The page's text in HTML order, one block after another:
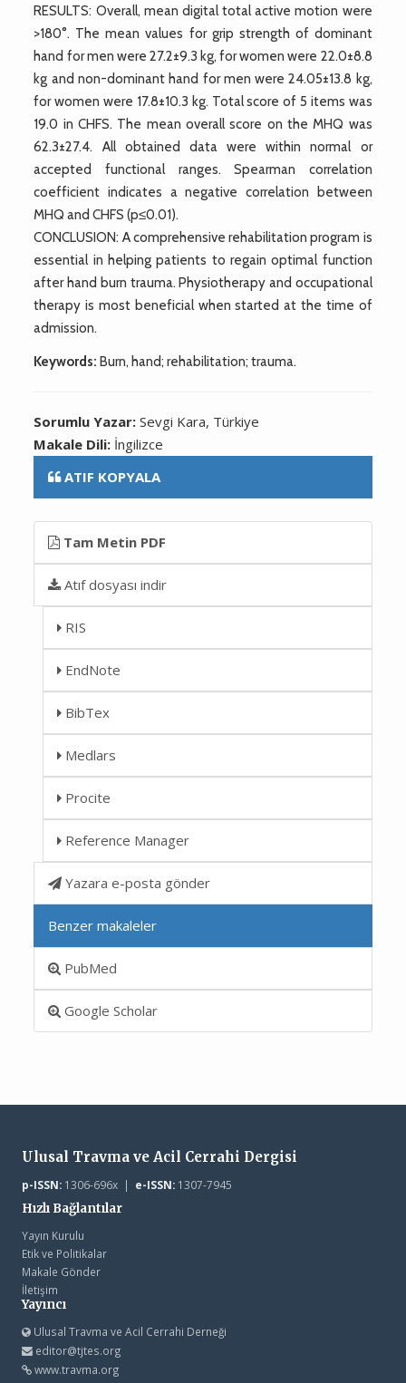
RESULTS: Overall, mean digital total active motion were
>180°. The mean values for grip strength of dominant
hand for men were 27.2±9.3 kg, for women were 22.0±8.8
kg and non-dominant hand for men were 24.05±13.8 kg,
for women were 17.8±10.3 kg. Total score of 5 items was
19.0 in CHFS. The mean overall score on the MHQ was
62.3±27.4. All obtained data were within normal or
accepted functional ranges. Spearman correlation
coefficient indicates a negative correlation between
MHQ and CHFS (p≤0.01).
CONCLUSION: A comprehensive rehabilitation program is
essential in helping patients to regain optimal function
after hand burn trauma. Physiotherapy and occupational
therapy is most beneficial when started at the time of
admission.
Keywords: Burn, hand; rehabilitation; trauma.
Sorumlu Yazar:Sevgi Kara, Türkiye
Makale Dili: İngilizce
ATIF KOPYALA
Tam Metin PDF
Atıf dosyası indir
RIS
EndNote
BibTex
Medlars
Procite
Reference Manager
Yazara e-posta gönder
Benzer makaleler
PubMed
Google Scholar
Ulusal Travma ve Acil Cerrahi Dergisi
p-ISSN:1306-696x | e-ISSN:1307-7945
Hızlı Bağlantılar
Yayın Kurulu
Etik ve Politikalar
Makale Gönder
İletişim
Yayıncı
Ulusal Travma ve Acil Cerrahi Derneği
editor@tjtes.org
www.travma.org